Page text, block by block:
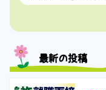
最新の投稿